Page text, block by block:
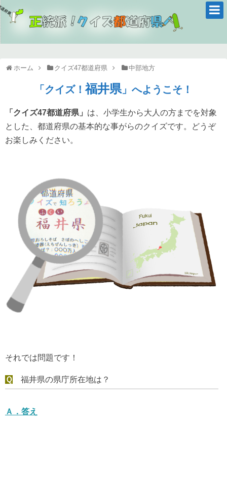
ホーム クイズ47都道府県 中部地方
「クイズ！福井県」へようこそ！
「クイズ47都道府県」 は、小学生から大人の方までを対象
とした、都道府県の基本的な事がらのクイズです。どうぞ
お楽しみください。
それでは問題です！
Ｑ 福井県の県庁所在地は？
Ａ． 答え